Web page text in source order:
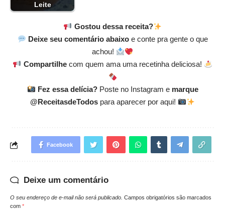
Leite
Gostou dessa receita?
Deixe seu comentário abaixoe conte pra gente o que
achou!
Compartilhecom quem ama uma recetinha deliciosa!
Fez essa delícia?Poste no Instagram e marque
@ReceitasdeTodospara aparecer por aqui!
Facebook
Deixe um comentário
O seu endereço de e-mail não será publicado. Campos obrigatórios são marcados
com *